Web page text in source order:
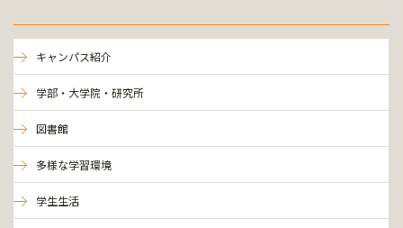
キャンパス紹介
学部・大学院・研究所
図書館
多様な学習環境
学生生活